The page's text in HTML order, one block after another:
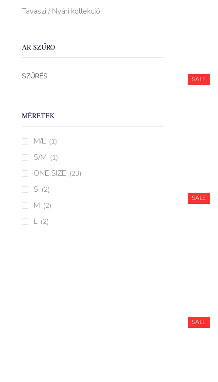
SALE
SALE
SALE
Tavaszi / Nyári kollekció
ÁR SZŰRŐ
SZŰRÉS
MÉRETEK
M/L (1)
S/M (1)
ONE SIZE (23)
S (2)
M (2)
L (2)